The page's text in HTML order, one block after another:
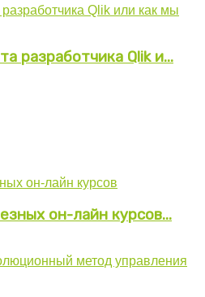
разработчика Qlik и...
он-лайн курсов...